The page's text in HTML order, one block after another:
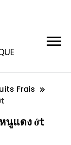
Frais
นูแดง ớt